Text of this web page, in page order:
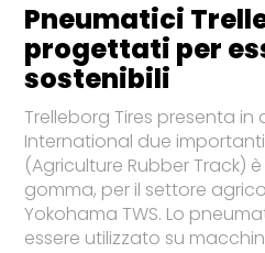
Pneumatici
progettati per
sostenibili
Trelleborg Tires presenta in
International due importanti
(Agriculture Rubber Track)
gomma, per il settore
Yokohama TWS. Lo
essere utilizzato su